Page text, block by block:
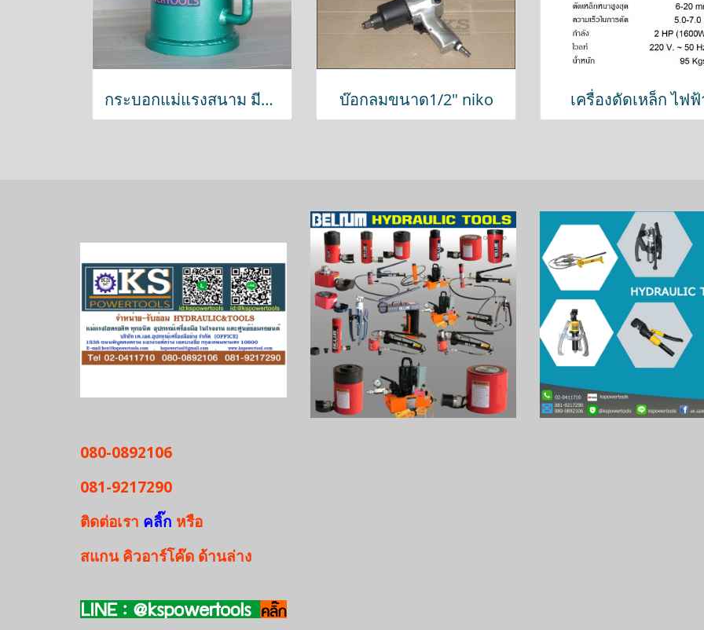
กระบอกแม่แรงสนาม มีสปริงดึงกลับ บ๊อกลมขนาด1/2" niko เครื่องดัดเหล็ก ไฟ
080-0892106
081-9217290
ติดต่อเรา คลิ๊ก หรือ
สแกนคิวอาร์โค๊ด ด้านล่าง